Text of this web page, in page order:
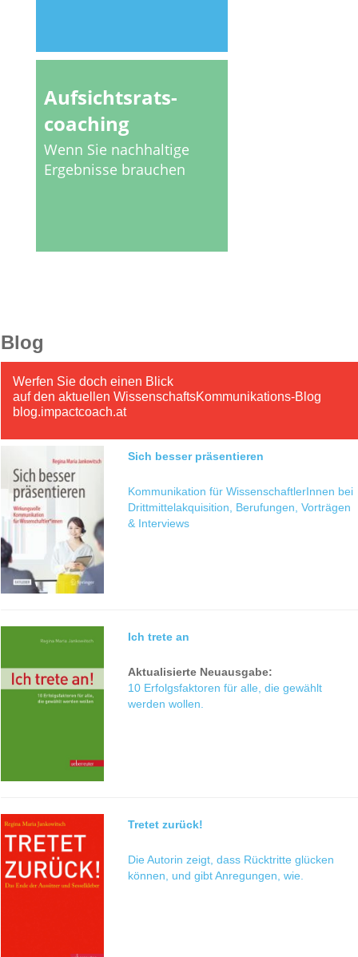
Aufsichtsrats­
coaching
Wenn Sie nachhaltige
Ergebnisse brauchen
Blog
Werfen Sie doch einen Blick
auf den aktuellen WissenschaftsKommunikations-Blog
blog.impactcoach.at
Sich besser präsentieren
Kommunikation für WissenschaftlerInnen bei
Drittmittelakquisition, Berufungen, Vorträgen
& Interviews
Ich trete an
Aktualisierte Neuausgabe:
10 Erfolgsfaktoren für alle, die gewählt
werden wollen.
Tretet zurück!
Die Autorin zeigt, dass Rücktritte glücken
können, und gibt Anregungen, wie.